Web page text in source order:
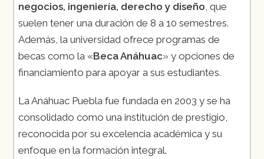
negocios, ingeniería, derecho y diseño, que
suelen tener una duración de 8 a 10 semestres.
Además, la universidad ofrece programas de
becas como la «Beca Anáhuac» y opciones de
financiamiento para apoyar a sus estudiantes.
La Anáhuac Puebla fue fundada en 2003 y se ha
consolidado como una institución de prestigio,
reconocida por su excelencia académica y su
enfoque en la formación integral.